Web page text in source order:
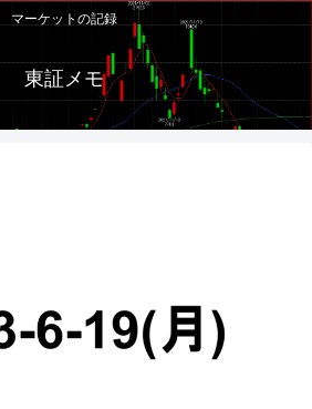
マーケットの記録
東証メモ